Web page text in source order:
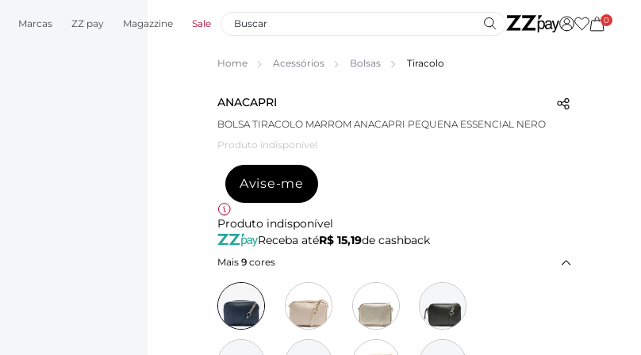
Marcas ZZ pay Magazzine Sale 0
Home Acessórios Bolsas Tiracolo
ANACAPRI
BOLSA TIRACOLO MARROM ANACAPRI PEQUENA ESSENCIAL NERO
Produto indisponível
Avise-me
Produto indisponível
Receba atéR$ 15,19de cashback
Mais 9 cores